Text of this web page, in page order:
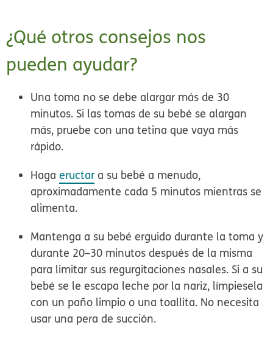
¿Qué otros consejos nos
pueden ayudar?
Una toma no se debe alargar más de 30
minutos. Si las tomas de su bebé se alargan
más, pruebe con una tetina que vaya más
rápido.
Hagaeructara su bebé a menudo,
aproximadamente cada 5 minutos mientras se
alimenta.
Mantenga a su bebé erguido durante la toma y
durante 20–30 minutos después de la misma
para limitar sus regurgitaciones nasales. Si a su
bebé se le escapa leche por la nariz, límpiesela
con un paño limpio o una toallita. No necesita
usar una pera de succión.